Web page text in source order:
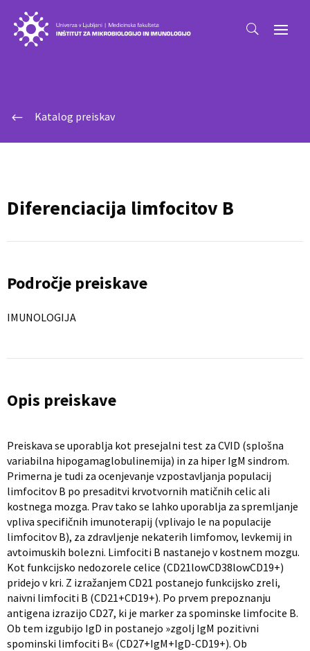
# Katalog preiskav
Diferenciacija limfocitov B
Področje preiskave
IMUNOLOGIJA
Opis preiskave
Preiskava se uporablja kot presejalni test za CVID (splošna
variabilna hipogamaglobulinemija) in za hiper IgM sindrom.
Primerna je tudi za ocenjevanje vzpostavljanja populacij
limfocitov B po presaditvi krvotvornih matičnih celic ali
kostnega mozga. Prav tako se lahko uporablja za spremljanje
vpliva specifičnih imunoterapij (vplivajo le na populacije
limfocitov B), za zdravljenje nekaterih limfomov, levkemij in
avtoimuskih bolezni. Limfociti B nastanejo v kostnem mozgu.
Kot funkcijsko nedozorele celice (CD21lowCD38lowCD19+)
pridejo v kri. Z izražanjem CD21 postanejo funkcijsko zreli,
naivni limfociti B (CD21+CD19+). Po prvem prepoznanju
antigena izrazijo CD27, ki je marker za spominske limfocite B.
Ob tem izgubijo IgD in postanejo »zgolj IgM pozitivni
spominski limfociti B« (CD27+IgM+IgD-CD19+). Ob